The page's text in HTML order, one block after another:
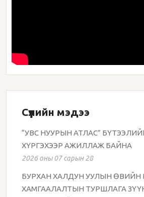
Сүүлийн мэдээ
“УВС НУУРЫН АТЛАС”
ХҮРГЭХЭЭР АЖИЛЛАЖ БАЙНА
2026 оны 07 сарын 28
БУРХАН ХАЛДУН УУЛЫН ӨВИЙН
ХАМГААЛАЛТЫН ТУРШЛАГА